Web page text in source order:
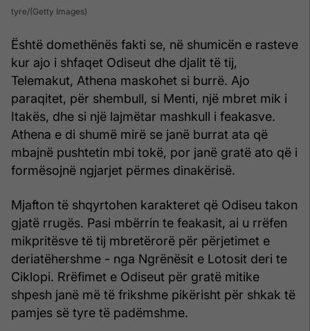
tyre (Getty Images)
Është domethënës fakti se, në shumicën e rasteve
kur ajo i shfaqet Odiseut dhe djalit të tij,
Telemakut, Athena maskohet si burrë. Ajo
paraqitet, për shembull, si Menti, një mbret mik i
Itakës, dhe si një lajmëtar mashkull i feakasve.
Athena e di shumë mirë se janë burrat ata që
mbajnë pushtetin mbi tokë, por janë gratë ato që i
formësojnë ngjarjet përmes dinakërisë.
Mjafton të shqyrtohen karakteret që Odiseu takon
gjatë rrugës. Pasi mbërrin te feakasit, ai u rrëfen
mikpritësve të tij mbretërorë për përjetimet e
deriatëhershme - nga Ngrënësit e Lotosit deri te
Ciklopi. Rrëfimet e Odiseut për gratë mitike
shpesh janë më të frikshme pikërisht për shkak të
pamjes së tyre të padëmshme.